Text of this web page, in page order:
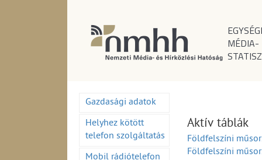
MÉDIA-
Gazdasági adatok
Helyhez kötött
telefon szolgáltatás
Mobil rádiótelefon
Aktív táblák
Földfelszíni
Földfelszíni